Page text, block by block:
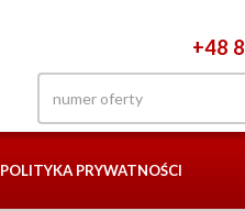
+48
POLITYKA PRYWATNOŚCI